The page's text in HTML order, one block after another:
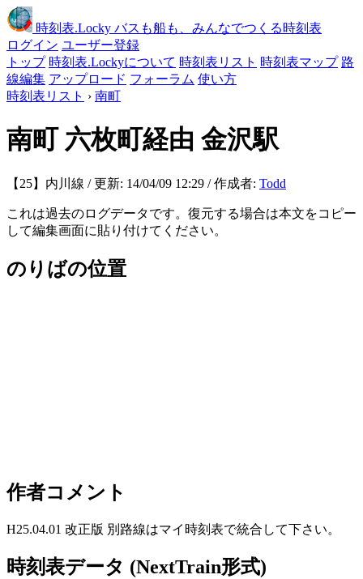
時刻表.Locky バスも船も、みんなでつくる時刻表
ログイン ユーザー登録
トップ 時刻表.Lockyについて 時刻表リスト 時刻表マップ 路
線編集 アップロード フォーラム 使い方
時刻表リスト › 南町
南町 六枚町経由 金沢駅
【25】内川線 / 更新: 14/04/09 12:29 / 作成者: Todd
これは過去のログデータです。復元する場合は本文をコピー
して編集画面に貼り付けてください。
のりばの位置
作者コメント
H25.04.01 改正版 別路線はマイ時刻表で統合して下さい。
時刻表データ (NextTrain形式)